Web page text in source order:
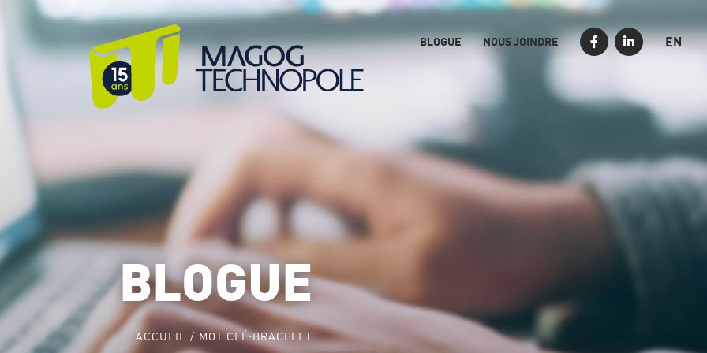
BLOGUE NOUS JOINDRE EN
BLOGUE
ACCUEIL MOT CLÉ:BRACELET